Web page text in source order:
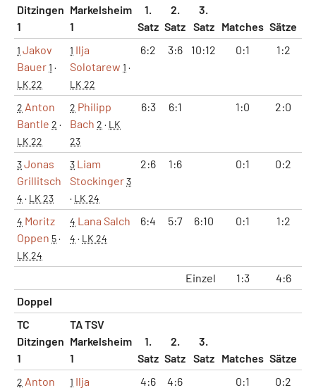
Ditzingen
1
Markelsheim
1
1.
Satz
2.
Satz
3.
Satz
Matches Sätze
1 Jakov
Bauer1 ·
LK 22
1 Ilja
Solotarew 1 ·
LK 22
6:2 3:6 10:12 0:1 1:2
2 Anton
Bantle 2 ·
LK 22
2 Philipp
Bach 2 · LK
23
6:3 6:1 1:0 2:0
3Jonas
Grillitsch
4 · LK 23
3 Liam
Stockinger3
· LK 24
2:6 1:6 0:1 0:2
4 Moritz
Oppen 5·
LK 24
4 Lana Salch
4 · LK 24
6:4 5:7 6:10 0:1 1:2
Einzel 1:3 4:6
Doppel
TC
Ditzingen
1
TA TSV
Markelsheim
1
1.
Satz
2.
Satz
3.
Satz
Matches Sätze
2 Anton
1 Ilja
4:6 4:6 0:1 0:2